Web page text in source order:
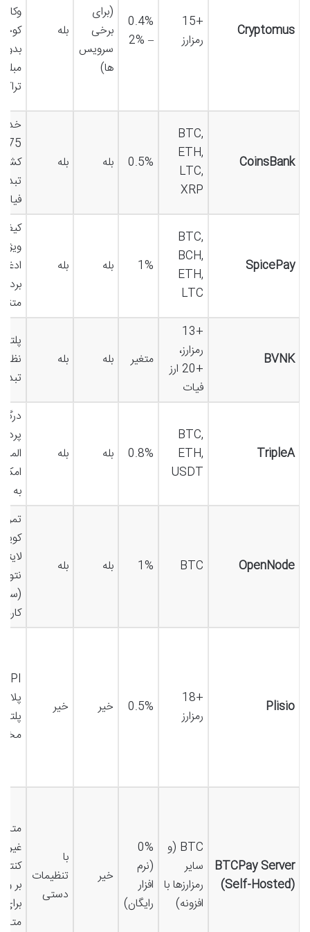
Cryptomus
+15
رمزارز
0.4%
– 2%
(برای
برخی
سرویس
ها)
بله
مبلغ
CoinsBank
BTC,
ETH,
LTC,
XRP
0.5% بله بله
فیات
SpicePay
BTC,
BCH,
ETH,
LTC
1% بله بله
کیف
BVNK
+13
رمزارز،
+20 ارز
فیات
متغیر بله بله
TripleA
BTC,
ETH,
USDT
0.8% بله بله
درگاه
به
OpenNode
BTC
1% بله بله
Plisio
+18
رمزارز
0.5% خیر خیر
BTCPay Server
(Self-Hosted)
BTC (و
سایر
رمزارزها با
افزونه)
0%
(نرم
افزار
رایگان)
خیر
با
تنظیمات
دستی
متن
بر
برای